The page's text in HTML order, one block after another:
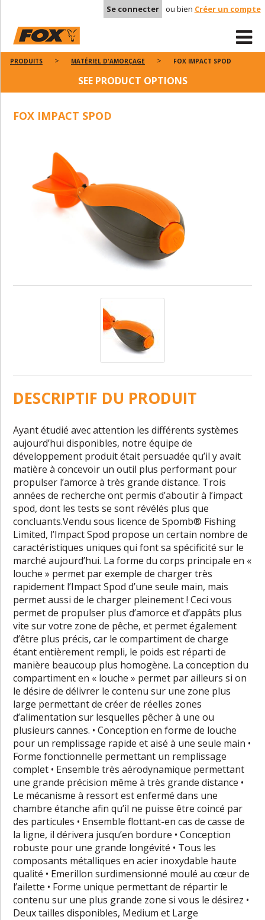
Se connecter ou bien Créer un compte
PRODUITS MATÉRIEL D'AMORÇAGE FOX IMPACT SPOD
SEE PRODUCT OPTIONS
FOX IMPACT SPOD
DESCRIPTIF DU PRODUIT
Ayant étudié avec attention les différents systèmes
aujourd’hui disponibles, notre équipe de
développement produit était persuadée qu’il y avait
matière à concevoir un outil plus performant pour
propulser l’amorce à très grande distance. Trois
années de recherche ont permis d’aboutir à l’impact
spod, dont les tests se sont révélés plus que
concluants.Vendu sous licence de Spomb® Fishing
Limited, l’Impact Spod propose un certain nombre de
caractéristiques uniques qui font sa spécificité sur le
marché aujourd’hui. La forme du corps principale en «
louche » permet par exemple de charger très
rapidement l’Impact Spod d’une seule main, mais
permet aussi de le charger pleinement ! Ceci vous
permet de propulser plus d’amorce et d’appâts plus
vite sur votre zone de pêche, et permet également
d’être plus précis, car le compartiment de charge
étant entièrement rempli, le poids est réparti de
manière beaucoup plus homogène. La conception du
compartiment en « louche » permet par ailleurs si on
le désire de délivrer le contenu sur une zone plus
large permettant de créer de réelles zones
d’alimentation sur lesquelles pêcher à une ou
plusieurs cannes. • Conception en forme de louche
pour un remplissage rapide et aisé à une seule main •
Forme fonctionnelle permettant un remplissage
complet • Ensemble très aérodynamique permettant
une grande précision même à très grande distance •
Le mécanisme à ressort est enfermé dans une
chambre étanche afin qu’il ne puisse être coincé par
des particules • Ensemble flottant-en cas de casse de
la ligne, il dérivera jusqu’en bordure • Conception
robuste pour une grande longévité • Tous les
composants métalliques en acier inoxydable haute
qualité • Emerillon surdimensionné moulé au cœur de
l’ailette • Forme unique permettant de répartir le
contenu sur une plus grande zone si vous le désirez •
Deux tailles disponibles, Medium et Large